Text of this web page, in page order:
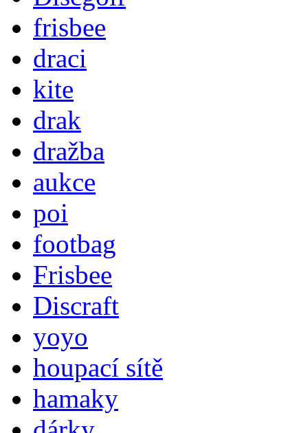
frisbee
draci
kite
drak
dražba
aukce
poi
footbag
Frisbee
Discraft
yoyo
houpací sítě
hamaky